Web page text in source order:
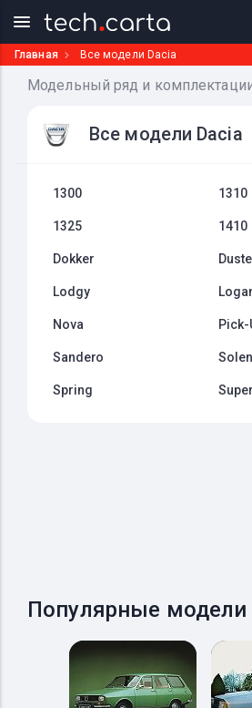
Главная Все модели Dacia
Модельный ряд и
Все модели Dacia
1300 1310
1325 1410
Dokker
Lodgy
Nova Pick-
Sandero
Spring
Популярные модели